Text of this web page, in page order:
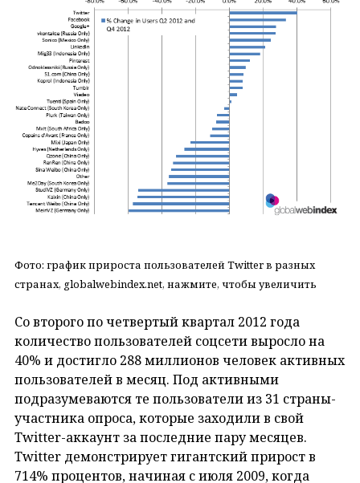
Фото: график прироста пользователей Twitter в разных
странах, globalwebindex.net, нажмите, чтобы увеличить
Со второго по четвертый квартал 2012 года
количество пользователей соцсети выросло на
40% и достигло 288 миллионов человек активных
пользователей в месяц. Под активными
подразумеваются те пользователи из 31 страны-
участника опроса, которые заходили в свой
Twitter-аккаунт за последние пару месяцев.
Twitter демонстрирует гигантский прирост в
714% процентов, начиная с июля 2009, когда